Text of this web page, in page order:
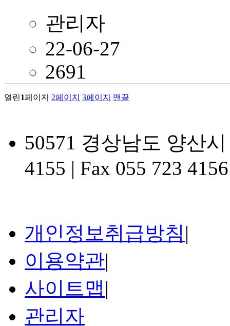
관리자
22-06-27
2691
열린1페이지 2페이지 3페이지 맨끝
50571 경상남도 양산
4155 | Fax 055 723 4156
개인정보취급방침 |
이용약관|
사이트맵|
관리자